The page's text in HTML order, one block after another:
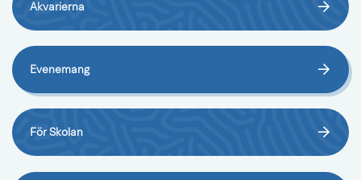
Akvarierna
Evenemang
För Skolan